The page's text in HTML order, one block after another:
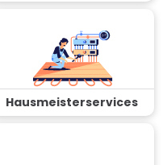
Hausmeisterservices